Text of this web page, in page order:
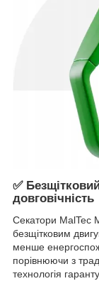
✅
довговічність
Секатори MalTec
безщітковим
менше
порівнюючи з
технологія